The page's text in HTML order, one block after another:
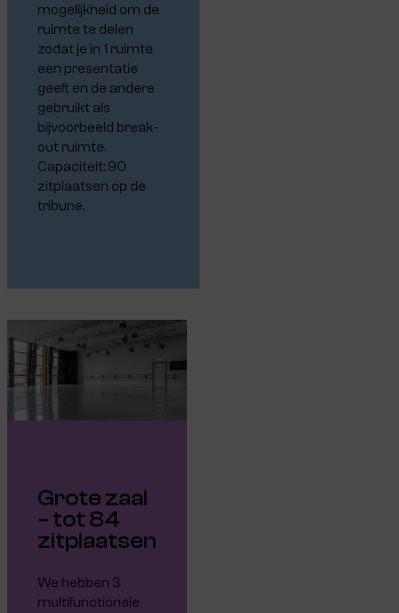
mogelijkheid om de
ruimte te delen
zodat je in 1 ruimte
een presentatie
geeft en de andere
gebruikt als
bijvoorbeeld break-
out ruimte.
Capaciteit: 90
zitplaatsen op de
tribune.
Grote zaal
– tot 84
zitplaatsen
We hebben 3
multifunctionele